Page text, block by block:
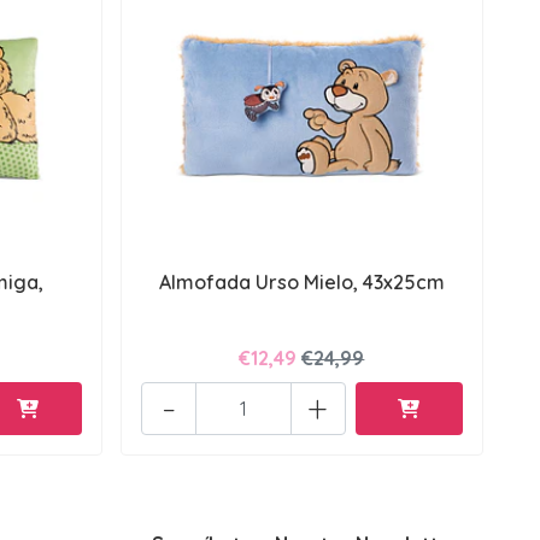
Almofada Urso Mielo, 43x25cm
€12,49 €24,99
+
-